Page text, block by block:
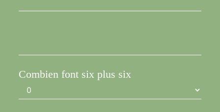
Combien font six plus six